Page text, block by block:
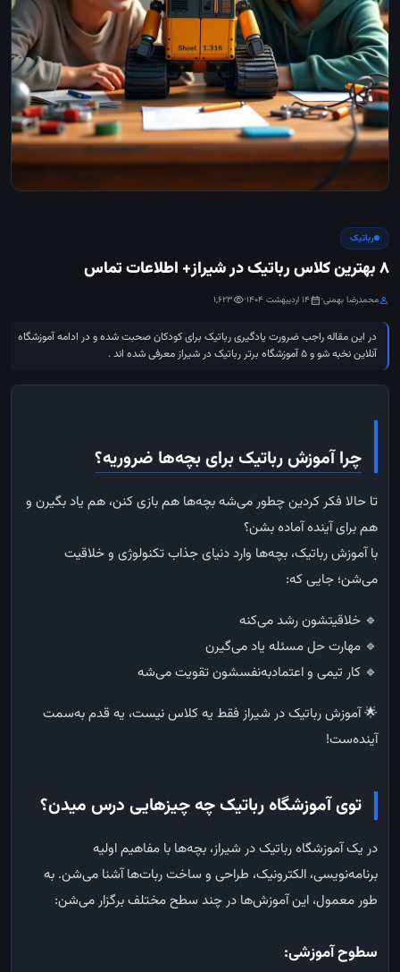
رباتیک
8 بهترین کلاس رباتیک در شیراز+ اطلاعات تماس
personمحمدرضا بهمنی•
calendar_month14 اردیبهشت 1404 •
visibility
1,623
در این مقاله راجب ضرورت یادگیری رباتیک برای کودکان صحبت شده و در ادامه آموزشگاه
آنلاین نخبه شو و 5 آموزشگاه برتر رباتیک در شیراز معرفی شده اند .
چرا آموزش رباتیک برای بچه‌ها ضروریه؟
تا حالا فکر کردین چطور می‌شه بچه‌ها هم بازی کنن، هم یاد بگیرن و
هم برای آینده آماده بشن؟
با آموزش رباتیک، بچه‌ها وارد دنیای جذاب تکنولوژی و خلاقیت
می‌شن؛ جایی که:
🔹 خلاقیتشون رشد می‌کنه
🔹 مهارت حل مسئله یاد می‌گیرن
🔹 کار تیمی و اعتماد‌به‌نفسشون تقویت می‌شه
🌟آموزش رباتیک در شیراز فقط یه کلاس نیست، یه قدم به‌سمت
آینده‌ست!
توی آموزشگاه رباتیک چه چیزهایی درس میدن؟
در یک آموزشگاه رباتیک در شیراز، بچه‌ها با مفاهیم اولیه
برنامه‌نویسی، الکترونیک، طراحی و ساخت ربات‌ها آشنا می‌شن. به
طور معمول، این آموزش‌ها در چند سطح مختلف برگزار می‌شن:
سطوح آموزشی: